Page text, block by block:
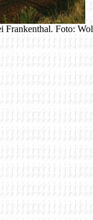
Frankenthal. Foto: